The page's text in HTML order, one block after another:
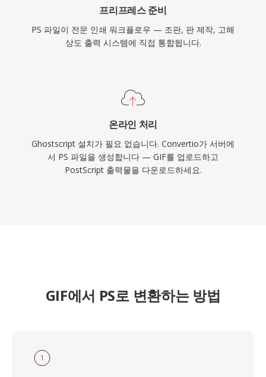
프리프레스 준비
PS 파일이 전문 인쇄 워크플로우 — 조판, 판 제작, 고해
상도 출력 시스템에 직접 통합됩니다.
온라인 처리
Ghostscript 설치가 필요 없습니다. Convertio가 서버에
서 PS 파일을 생성합니다 — GIF를 업로드하고
PostScript 출력물을 다운로드하세요.
GIF에서 PS로 변환하는 방법
1